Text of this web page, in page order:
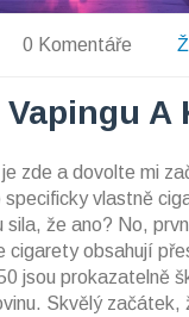
0 Komentáře
Vapingu A
zde a dovolte mi
vlastně
sila, že ano? No,
obsahují
jsou prokazatelně
Skvělý začátek,